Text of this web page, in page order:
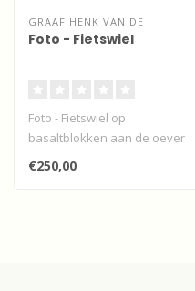
GRAAF HENK VAN DE
Foto - Fietswiel
Foto - Fietswiel op
basaltblokken aan de oever
€250,00